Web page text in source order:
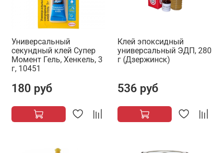
Универсальный
секундный клей Супер
Момент Гель, Хенкель, 3
г, 10451
180 руб
Клей эпоксидный
универсальный ЭДП, 280
г (Дзержинск)
536 руб